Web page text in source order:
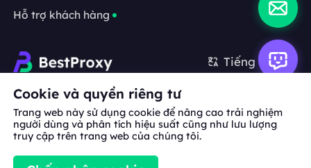
Hỗ trợ khách hàng
Tiếng Việt
Hợp tác: michael.wang@bestproxy.com
Về
Cookie và quyền riêng tư
Trang web này sử dụng cookie để nâng cao trải nghiệm
người dùng và phân tích hiệu suất cũng như lưu lượng
truy cập trên trang web của chúng tôi.